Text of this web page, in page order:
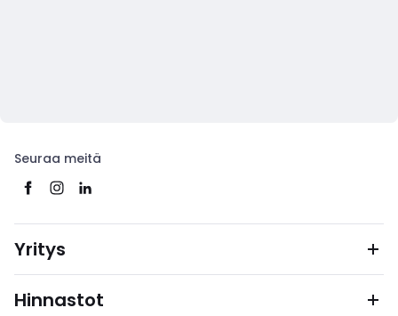
Seuraa meitä
Yritys
Hinnastot